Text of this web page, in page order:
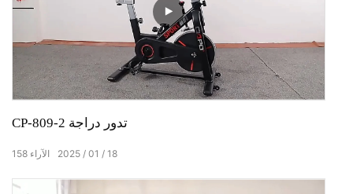
CP-809-2 تدور دراجة
2025 01 18
158 الآراء